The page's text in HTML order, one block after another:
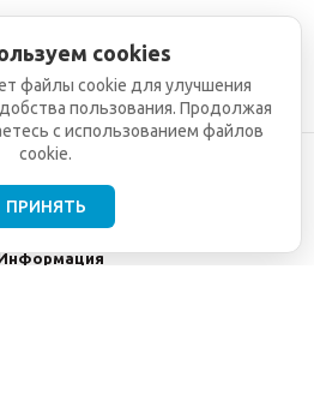
cookies
файлы cookie для улучшения
пользования. Продолжая
с использованием файлов
cookie.
ПРИНЯТЬ